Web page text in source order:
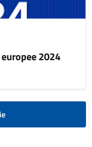
2024